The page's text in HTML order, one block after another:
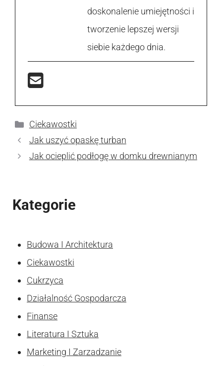
doskonalenie umiejętności i
tworzenie lepszej wersji
siebie każdego dnia.
Kategorie
Ciekawostki
Jak uszyć opaskę turban
Jak ocieplić podłogę w domku drewnianym
Kategorie
Budowa I Architektura
Ciekawostki
Cukrzyca
Działalność Gospodarcza
Finanse
Literatura I Sztuka
Marketing I Zarzadzanie